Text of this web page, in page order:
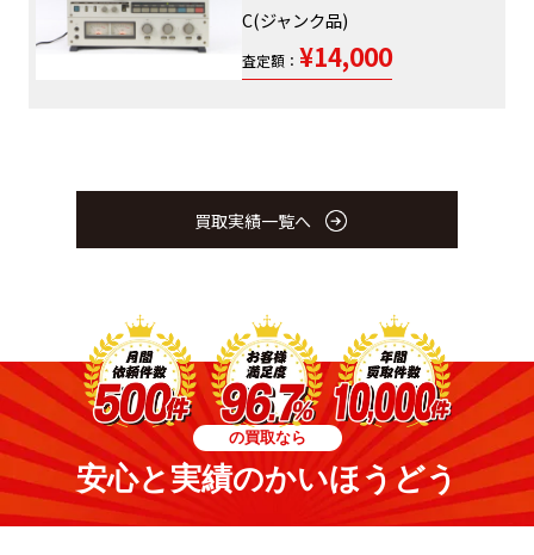
C(ジャンク品)
査定額： ¥14,000
買取実績一覧へ
の買取なら
安心と実績のかいほうどう